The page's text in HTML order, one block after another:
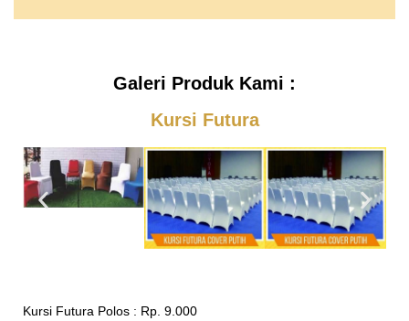
Galeri Produk Kami :
Kursi Futura
Kursi Futura Polos : Rp. 9.000